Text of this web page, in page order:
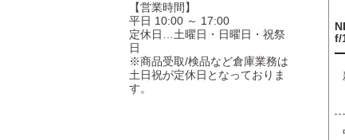
f/
【営業時間】
平日 10:00 ～ 17:00
定休日…土曜日・日曜日・祝祭
日
※商品受取/検品など倉庫業務は
土日祝が定休日となっておりま
す。